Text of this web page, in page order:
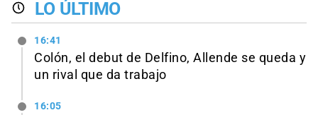
LO ÚLTIMO
16:41
Colón, el debut de Delfino, Allende se queda y
un rival que da trabajo
16:05